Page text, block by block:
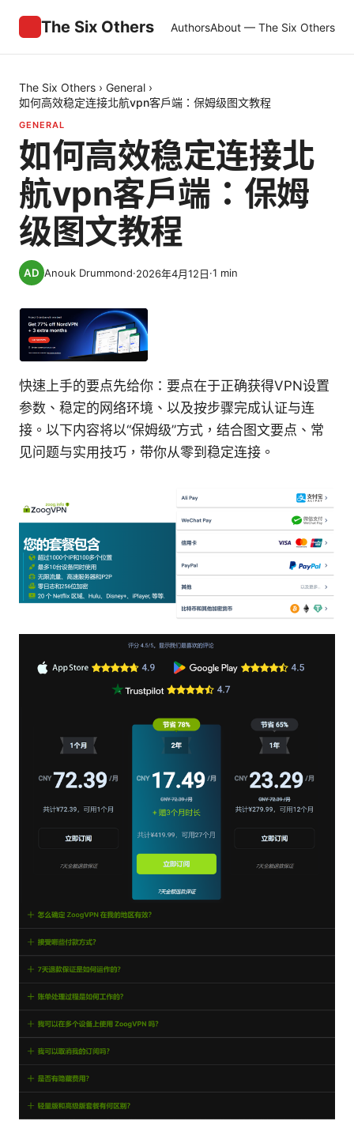
The Six Others AuthorsAbout — The Six Others
The Six Others › General ›
如何高效稳定连接北航vpn客户端：保姆级图文教程
GENERAL
如何高效稳定连接北
航vpn客户端：保姆
级图文教程
Anouk Drummond·2026年4月12日·1 min
快速上手的要点先给你：要点在于正确获得VPN设置
参数、稳定的网络环境、以及按步骤完成认证与连
接。以下内容将以“保姆级”方式，结合图文要点、常
见问题与实用技巧，带你从零到稳定连接。